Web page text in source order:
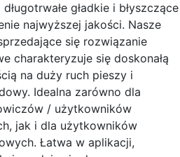
gładkie i błyszczące
najwyższej jakości. Nasze
się rozwiązanie
charakteryzuje się doskonałą
na duży ruch pieszy i
Idealna zarówno dla
/ użytkowników
jak i dla użytkowników
Łatwa w aplikacji,